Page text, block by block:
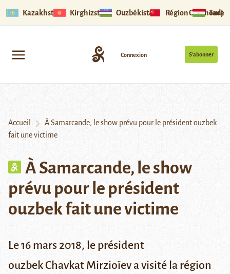
Kazakhstan Kirghizstan Ouzbékistan Région Ouïghoure
S’abonner
Connexion
Accueil
À Samarcande, le show prévu pour le président ouzbek
fait une victime
À Samarcande, le show
prévu pour le président
ouzbek fait une victime
Le 16 mars 2018, le président
ouzbek Chavkat Mirzioïev a visité la région